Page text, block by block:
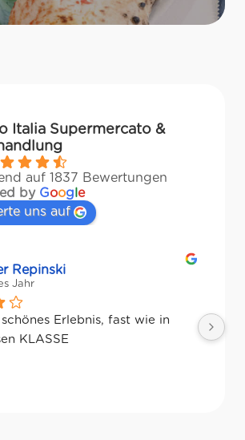
Italia Supermercato &
auf 1837 Bewertungen
by Google
uns auf
Jahr